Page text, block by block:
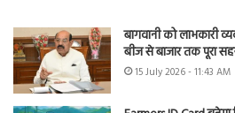
बागवानी को लाभकारी
बीज से बाजार तक पूरा
15 July 2026 - 11:43 AM